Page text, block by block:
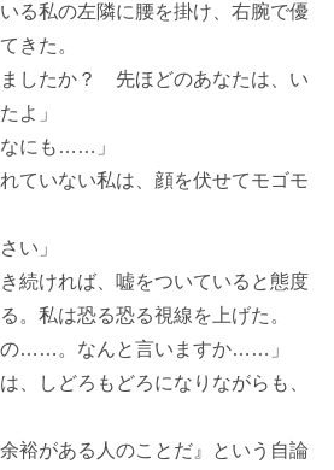
る私の左隣に腰を掛け、右腕で優
きた。
ましたか？ 先ほどのあなたは、い
よ」
にも……」
ていない私は、顔を伏せてモゴモ
い」
続ければ、嘘をついていると態度
。私は恐る恐る視線を上げた。
の……。なんと言いますか……」
、しどろもどろになりながらも、
裕がある人のことだ』という自論